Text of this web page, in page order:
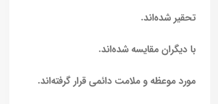
تحقیر شده‌اند.
با دیگران مقایسه شده‌اند.
مورد موعظه و ملامت دائمی قرار گرفته‌اند.